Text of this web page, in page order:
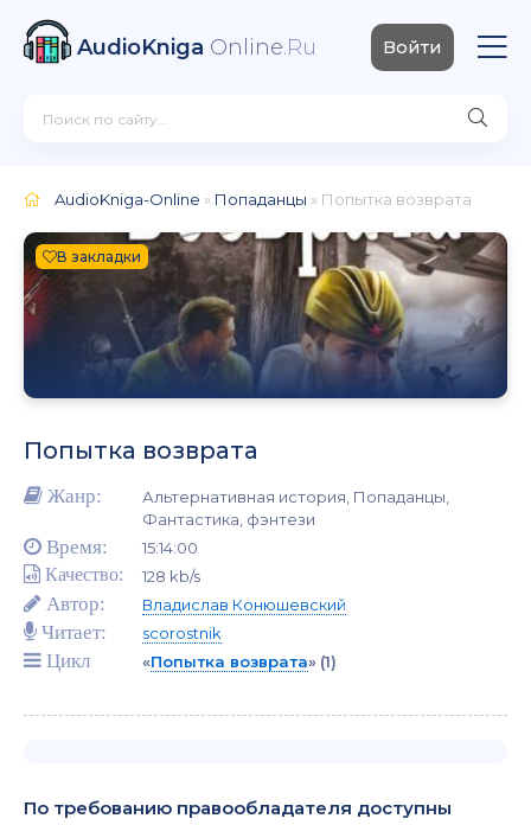
AudioKniga Online.Ru Войти
AudioKniga-Online » Попаданцы » Попытка возврата
В закладки
Попытка возврата
Жанр:
Альтернативная история, Попаданцы,
Фантастика, фэнтези
Время: 15:14:00
Качество: 128 kb/s
Автор: Владислав Конюшевский
Читает: scorostnik
Цикл «Попытка возврата» (1)
По требованию правообладателя доступны